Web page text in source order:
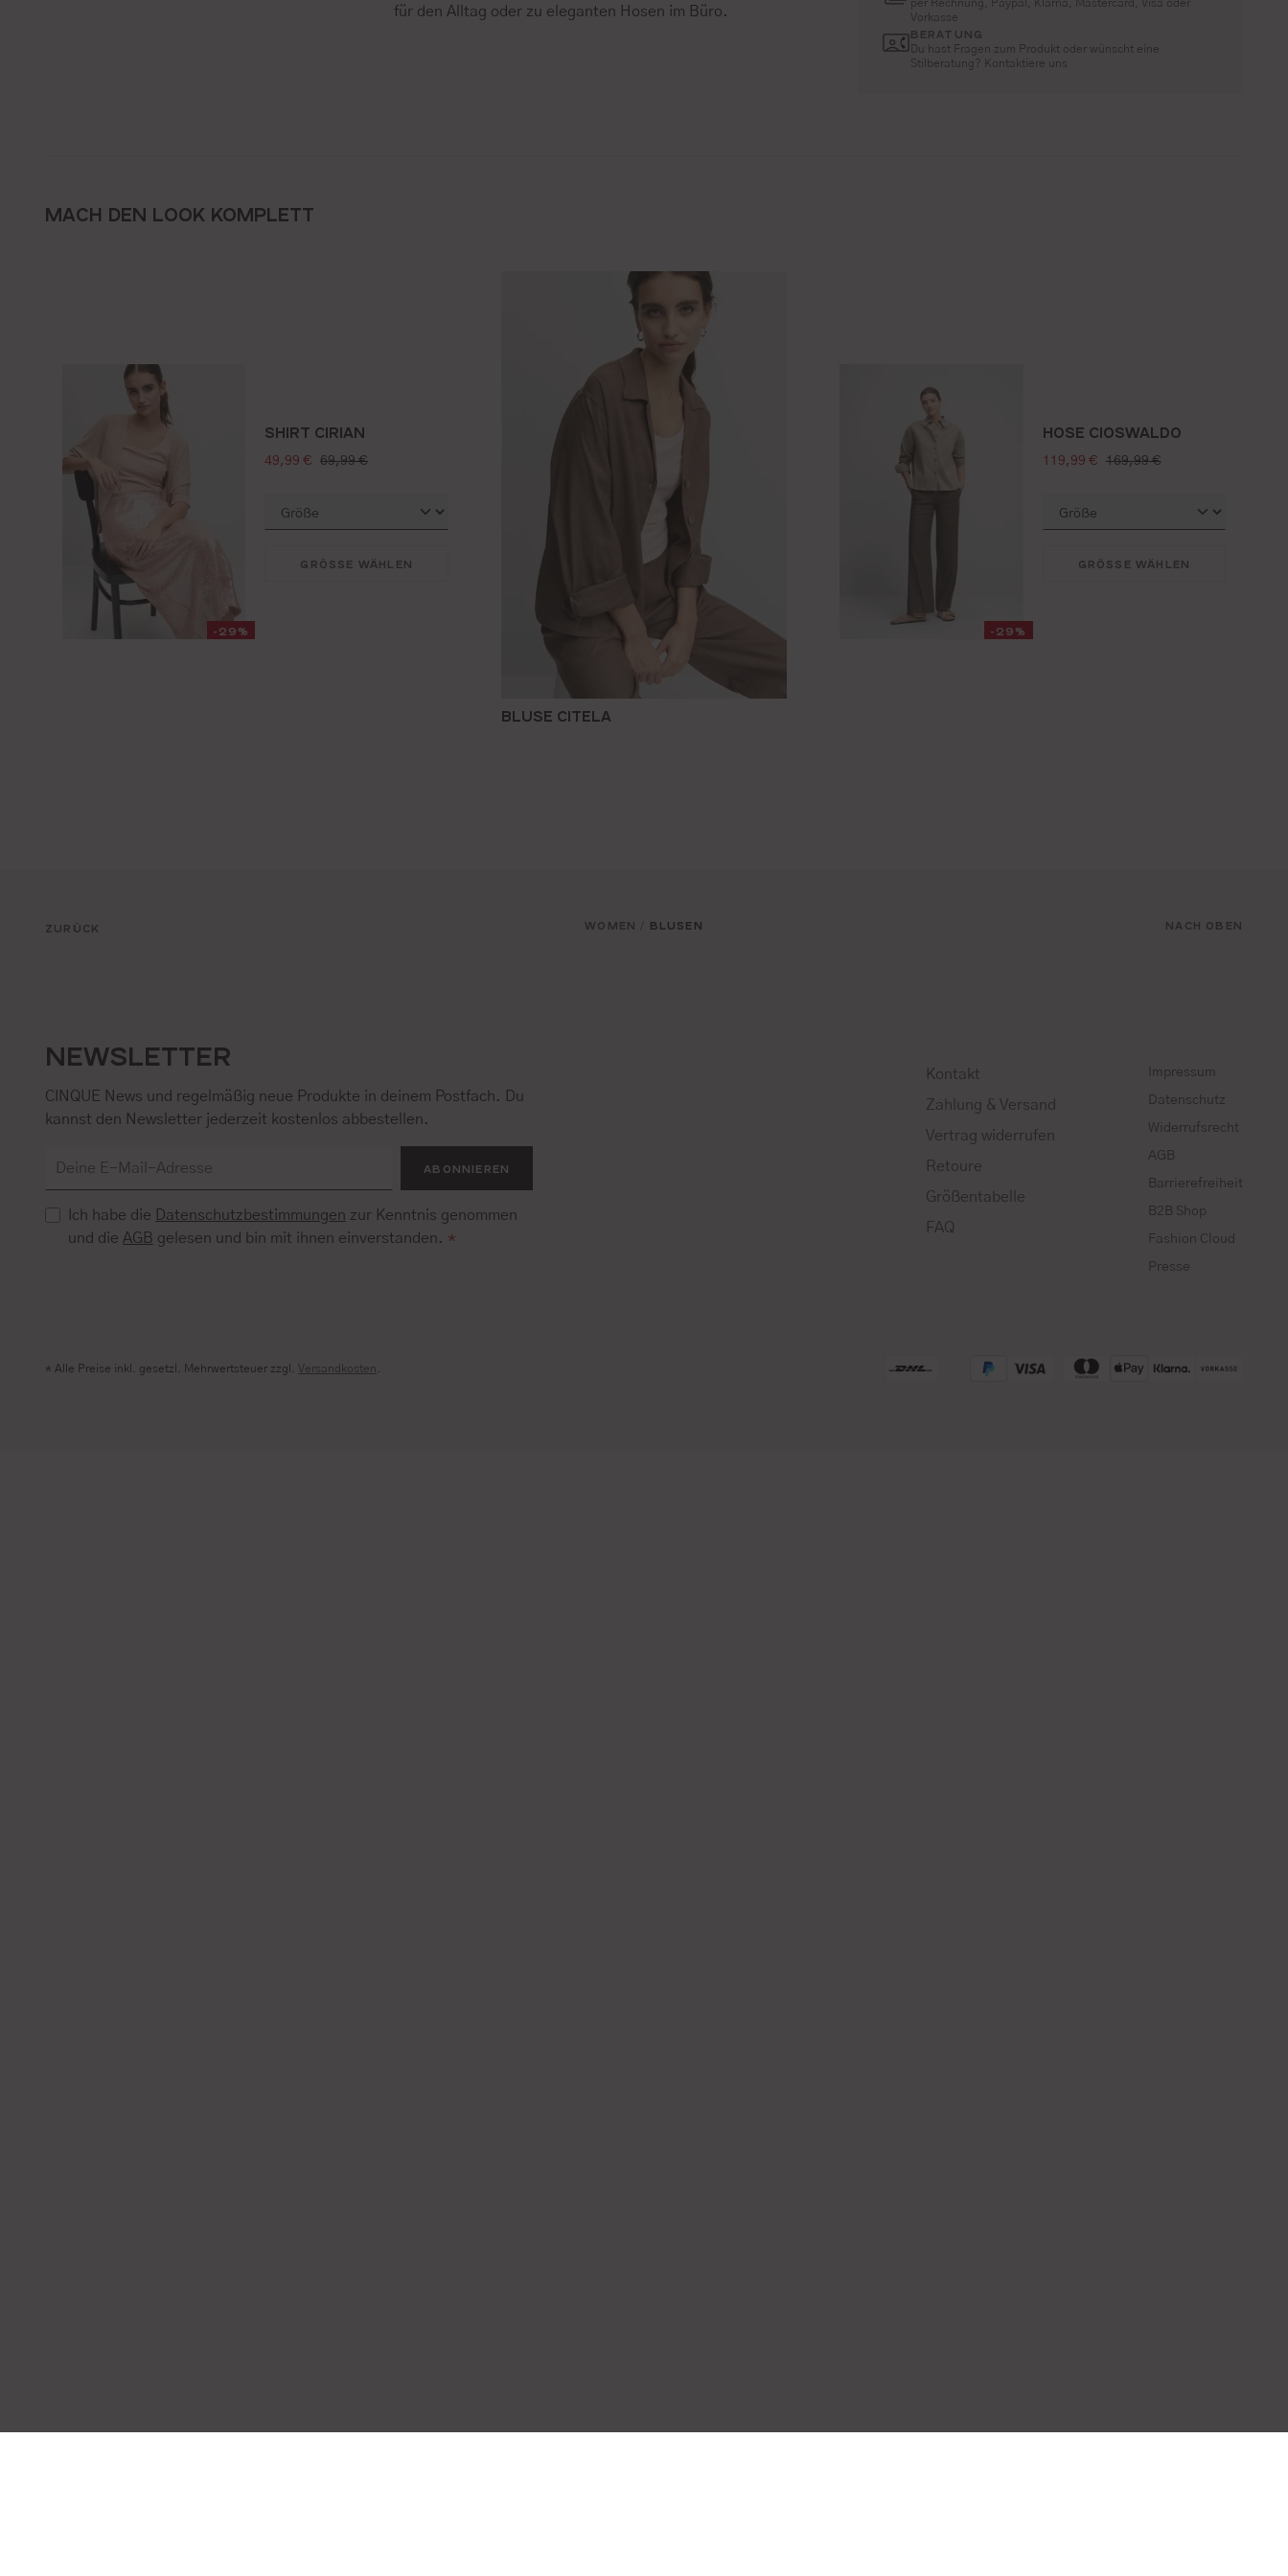
für den Alltag oder zu eleganten Hosen im Büro.
per Rechnung, Paypal, Klarna, Mastercard, Visa oder
Vorkasse
BERATUNG
Du hast Fragen zum Produkt oder wünscht eine
Stilberatung? Kontaktiere uns
MACH DEN LOOK KOMPLETT
BLUSE CITELA
-29%
SHIRT CIRIAN
verkaufspreis:
49,99 € regulärer preis:
69,99 €
GRÖSSE WÄHLEN
-29%
HOSE CIOSWALDO
verkaufspreis:
119,99 € regulärer preis:
169,99 €
GRÖSSE WÄHLEN
ZURÜCK WOMEN BLUSEN NACH OBEN
NEWSLETTER
CINQUE News und regelmäßig neue Produkte in deinem Postfach. Du
kannst den Newsletter jederzeit kostenlos abbestellen.
ABONNIEREN
Ich habe die Datenschutzbestimmungen zur Kenntnis genommen
und dieAGB gelesen und bin mit ihnen einverstanden. *
Kontakt
Zahlung & Versand
Vertrag widerrufen
Retoure
Größentabelle
FAQ
Impressum
Datenschutz
Widerrufsrecht
AGB
Barrierefreiheit
B2B Shop
Fashion Cloud
Presse
* Alle Preise inkl. gesetzl. Mehrwertsteuer zzgl. Versandkosten.